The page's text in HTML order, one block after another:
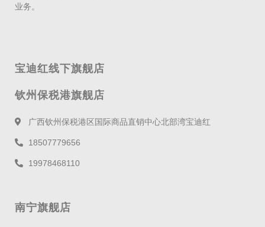
业务。
宝迪红线下旗舰店
钦州保税港旗舰店
广西钦州保税港区国际商品直销中心北部湾宝迪红
18507779656
19978468110
南宁旗舰店